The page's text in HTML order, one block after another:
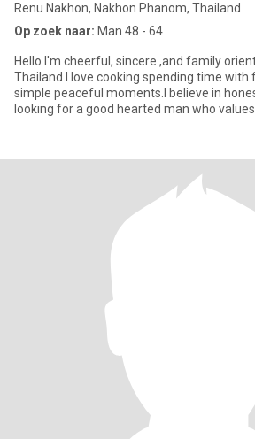
Renu Nakhon, Nakhon Phanom, Thailand
Op zoek naar: Man 48 - 64
Hello I'm cheerful, sincere ,and family
Thailand.I love cooking spending time with family and enjoying
simple peaceful moments.I believe in
looking for a good hearted man who